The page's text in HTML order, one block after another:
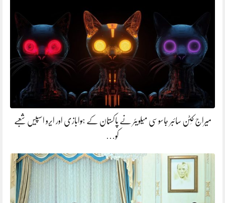
میراج کِٹن سائبر جاسوسی میلویئر نے پاکستان کے ہوابازی اور ایرو اسپیس شعبے
کو…